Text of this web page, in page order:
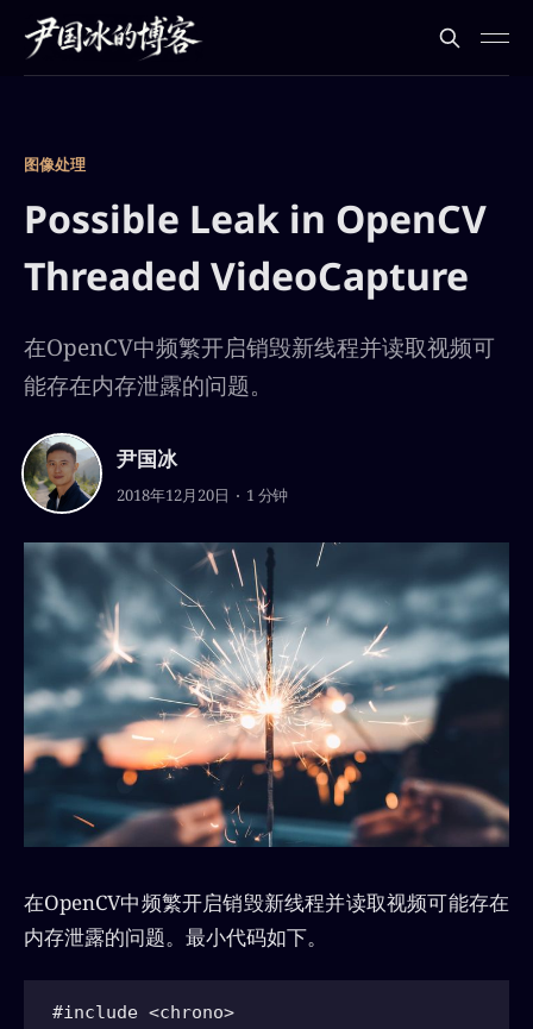
图像处理
Possible Leak in OpenCV
Threaded VideoCapture
在OpenCV中频繁开启销毁新线程并读取视频可
能存在内存泄露的问题。
尹国冰
2018年12月20日 1 分钟
在OpenCV中频繁开启销毁新线程并读取视频可能存在
内存泄露的问题。最小代码如下。
#include <chrono>